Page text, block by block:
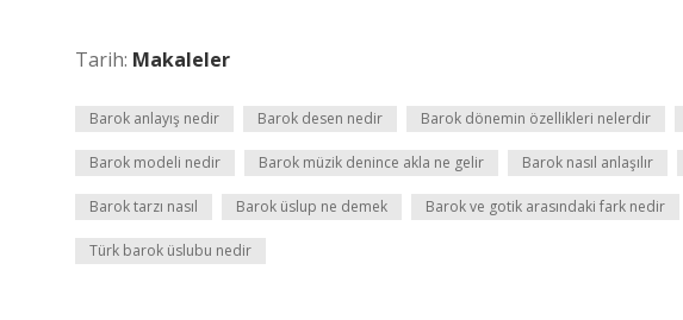
Tarih: Makaleler
Barok anlayış nedir Barok desen nedir Barok dönemin özellikleri nelerdir
Barok modeli nedir Barok müzik denince akla ne gelir Barok nasıl anlaşılır
Barok tarzı nasıl Barok üslup ne demek Barok ve gotik arasındaki fark nedir
Türk barok üslubu nedir